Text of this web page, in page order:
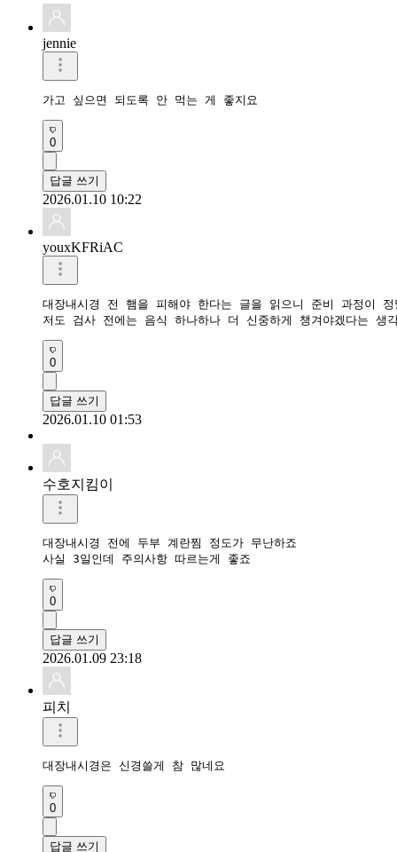
jennie
가고 싶으면 되도록 안 먹는 게 좋지요
0
답글 쓰기
2026.01.10 10:22
youxKFRiAC
대장내시경 전 햄을 피해야 한다는 글을 읽으니 준비 과정이
저도 검사 전에는 음식 하나하나 더 신중하게 챙겨야겠다는 생
0
답글 쓰기
2026.01.10 01:53
수호지킴이
대장내시경 전에 두부 계란찜 정도가 무난하죠
사실 3일인데 주의사항 따르는게 좋죠
0
답글 쓰기
2026.01.09 23:18
피치
대장내시경은 신경쓸게 참 많네요
0
답글 쓰기